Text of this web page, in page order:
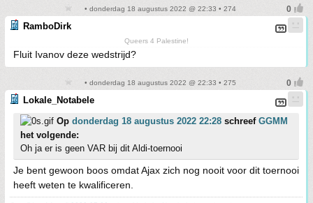
• donderdag 18 augustus 2022 @ 22:33 • 274
RamboDirk
Queers 4 Palestine!
Fluit Ivanov deze wedstrijd?
• donderdag 18 augustus 2022 @ 22:33 • 275
Lokale_Notabele
Op donderdag 18 augustus 2022 22:28 schreef GGMM
het volgende:
Oh ja er is geen VAR bij dit Aldi-toernooi
Je bent gewoon boos omdat Ajax zich nog nooit voor dit toernooi
heeft weten te kwalificeren.